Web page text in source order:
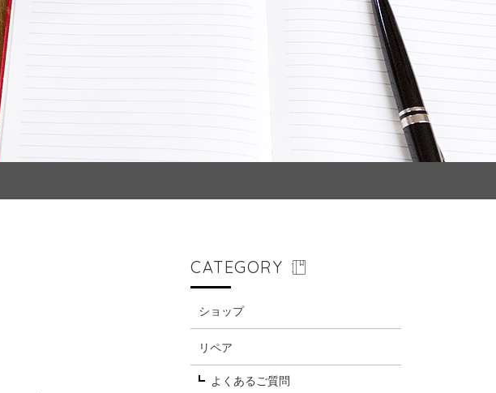
CATEGORY
ショップ
リペア
よくあるご質問